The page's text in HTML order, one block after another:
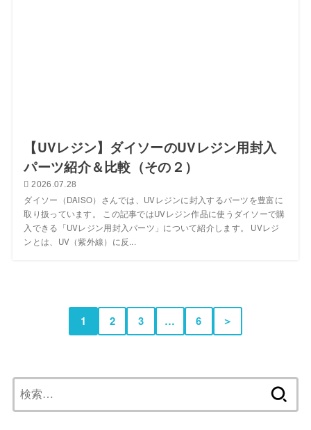
【UVレジン】ダイソーのUVレジン用封入
パーツ紹介＆比較（その２）
2026.07.28
ダイソー（DAISO）さんでは、UVレジンに封入するパーツを豊富に
取り扱っています。 この記事ではUVレジン作品に使うダイソーで購
入できる「UVレジン用封入パーツ」について紹介します。 UVレジ
ンとは、UV（紫外線）に反...
1 2 3 … 6 ＞
索: